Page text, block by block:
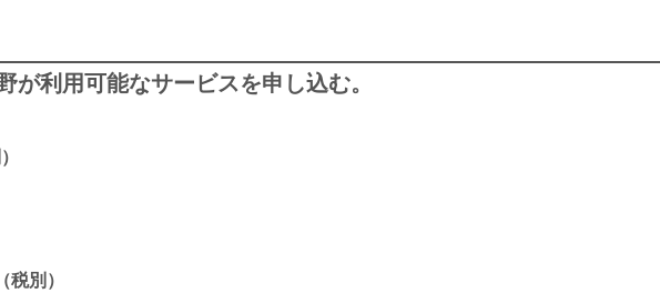
が利用可能なサービスを申し込む。
税別）